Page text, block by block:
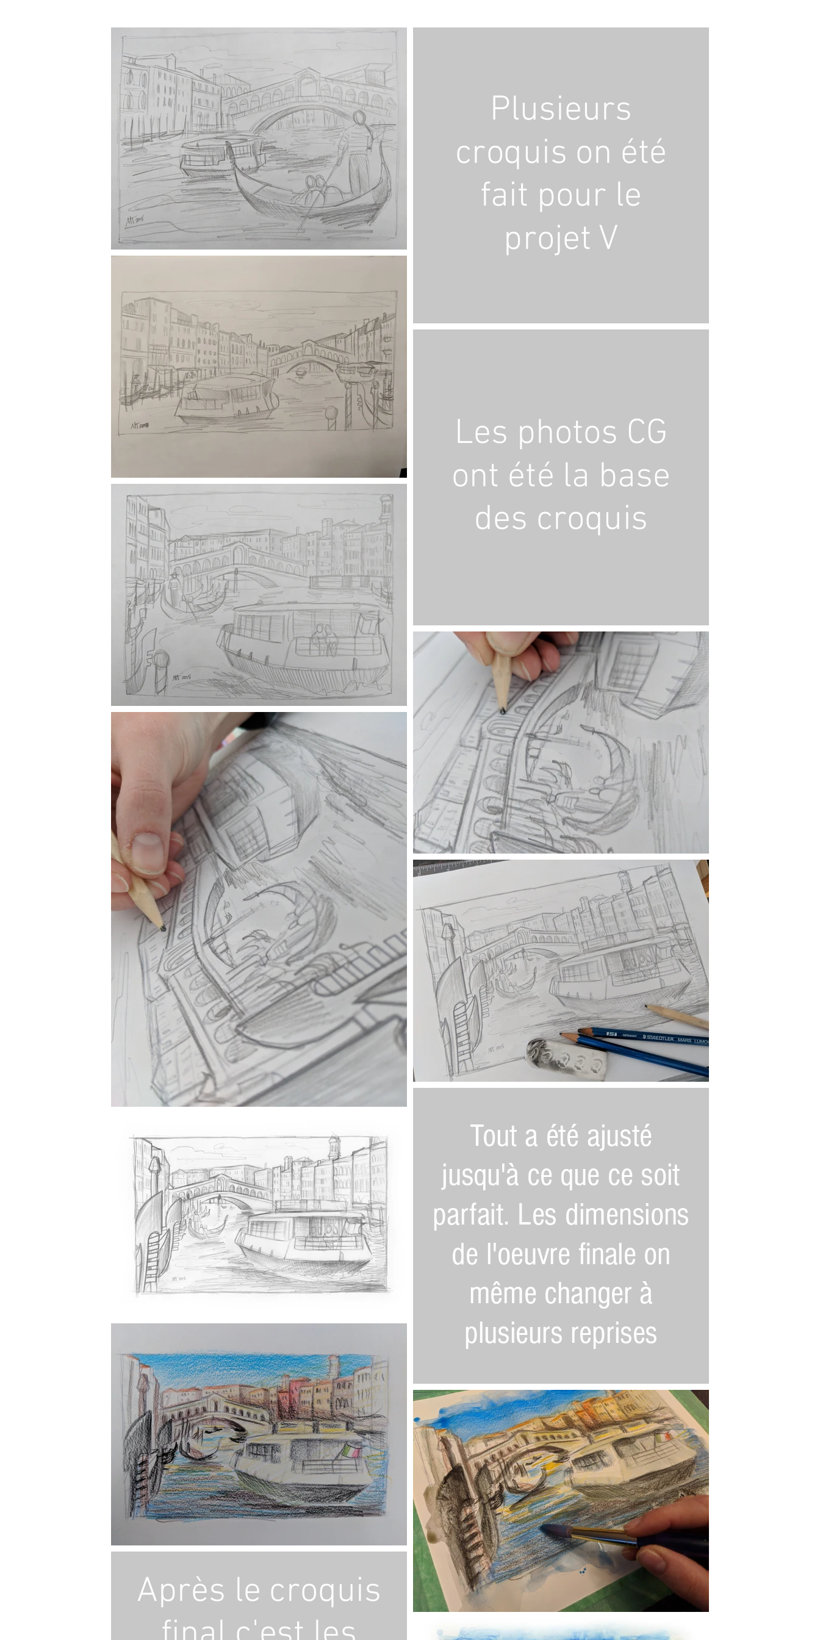
Plusieurs
croquis on été
fait pour le
projet V
Les photos CG
ont été la base
des croquis
Tout a été ajusté
jusqu'à ce que ce soit
parfait. Les dimensions
de l'oeuvre finale on
même changer à
plusieurs reprises
Après le croquis